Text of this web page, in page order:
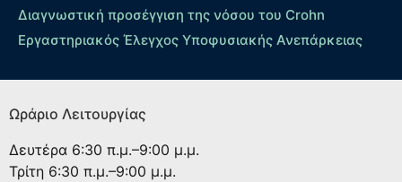
Διαγνωστική προσέγγιση της νόσου του Crohn
Εργαστηριακός Έλεγχος Υποφυσιακής Ανεπάρκειας
Ωράριο Λειτουργίας
Δευτέρα 6:30 π.μ.–9:00 μ.μ.
Τρίτη 6:30 π.μ.–9:00 μ.μ.